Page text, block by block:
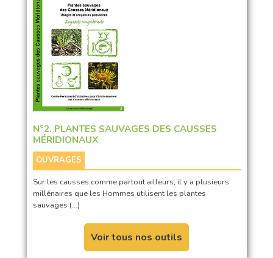
N°2. PLANTES SAUVAGES DES CAUSSES
MÉRIDIONAUX
OUVRAGES
Sur les causses comme partout ailleurs, il y a plusieurs
millénaires que les Hommes utilisent les plantes
sauvages (…)
Voir tous nos outils